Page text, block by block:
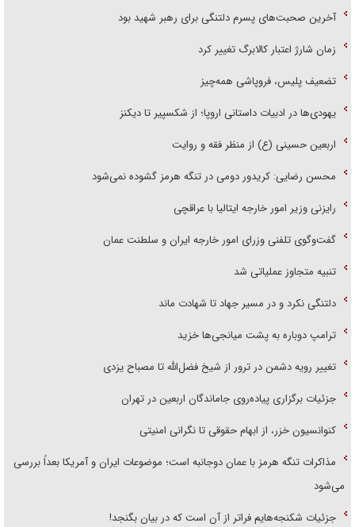
آخرین صحبت‌های پسرم دلتنگی برای رهبر شهید بود
زمان شارژ اعتبار کالابرگ تغییر کرد
تضعیف پلیس، فروپاشی همه‌چیز
یهودی‌ها در ادبیات داستانی اروپا؛ از شکسپیر تا دیکنز
اربعین حسینی (ع) از منظر فقه و روایت
محسن رضایی: کریدور دومی در تنگه هرمز گشوده نمی‌شود
رایزنی وزیر امور خارجه ایتالیا با عراقچی
گفت‌وگوی تلفنی وزرای امور خارجه ایران و سلطنت عمان
تنبیه متجاوز عملیاتی شد
دلتنگی نکرد و در مسیر جهاد تا شهادت ماند
ترامپ دوباره به پشت میانجی‌ها خزید
تغییر رویه دشمن در ترور از شیخ فضل‌الله تا مصباح یزدی
جزئیات برگزاری پیاده‌روی جاماندگان اربعین در تهران
کنوانسیون خزر، از ابهام حقوقی تا نگرانی امنیتی
مذاکرات تنگه هرمز با عمان دوجانبه است؛ موضوعات ایران و آمریکا بعداً بررسی
می‌شود
جزئیات شکنجه‌هایم فراتر از آن است که در بیان بگنجد!